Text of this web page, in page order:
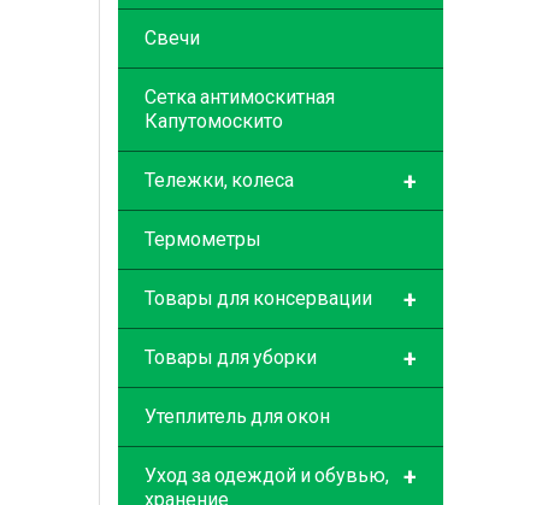
Свечи
Сетка антимоскитная
Капутомоскито
+
Тележки, колеса
Термометры
+
Товары для консервации
+
Товары для уборки
Утеплитель для окон
+
Уход за одеждой и обувью,
хранение